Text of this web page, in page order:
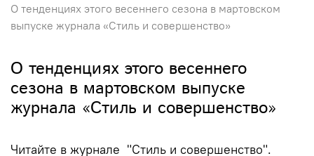
О тенденциях этого весеннего сезона в мартовском
выпуске журнала «Стиль и совершенство»
О тенденциях этого весеннего
сезона в мартовском выпуске
журнала «Стиль и совершенство»
Читайте в журнале "Стиль и совершенство".